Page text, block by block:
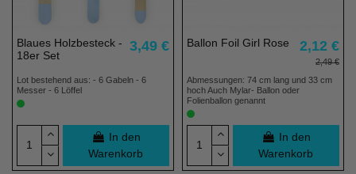
Blaues Holzbesteck -
18er Set
3,49 €
Lot bestehend aus: - 6 Gabeln - 6
Messer - 6 Löffel
In den
Warenkorb
Ballon Foil Girl Rose 2,12 €
2,49 €
Abmessungen: 74 cm lang und 33 cm
hoch Auch Mylar- Ballon oder
Folienballon genannt
In den
Warenkorb